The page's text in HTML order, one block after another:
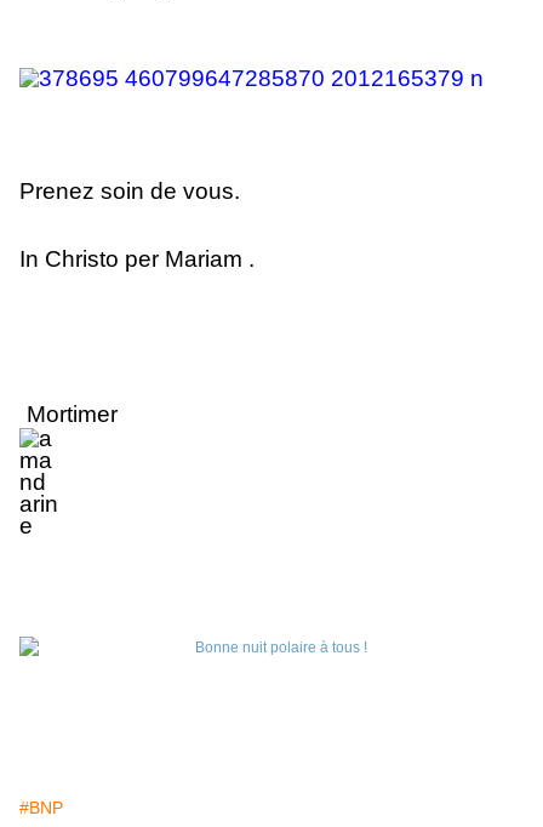
Prenez soin de vous.
In Christo per Mariam .
Mortimer
#BNP